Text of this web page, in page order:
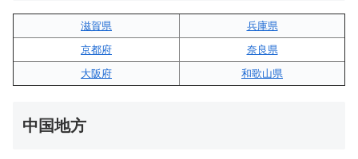
滋賀県
兵庫県
京都府
奈良県
大阪府
和歌山県
中国地方